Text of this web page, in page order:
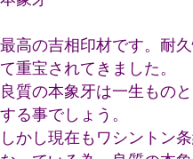
最高の吉相印材です。耐
て重宝されてきました。
良質の本象牙は一生もの
する事でしょう。
しかし現在もワシントン